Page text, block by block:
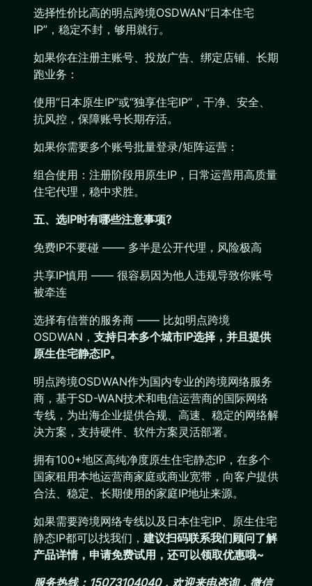
选择性价比高的明点跨境OSDWAN“日本住宅
IP”，稳定不封，够用就行。
如果你在注册主账号、投放广告、绑定店铺、长期
跑业务：
使用“日本原生IP”或“独享住宅IP”，干净、安全、
抗风控，保障账号长期存活。
如果你需要多个账号批量登录/矩阵运营：
组合使用：注册阶段用原生IP，日常运营用高质量
住宅代理，稳中求胜。
五、选IP时有哪些注意事项?
免费IP不要碰 —— 多半是公开代理，风险极高
共享IP慎用 —— 很容易因为他人违规导致你账号
被牵连
选择有信誉的服务商 —— 比如明点跨境
OSDWAN， 支持日本多个城市IP选择，并且提供
原生住宅静态IP。
明点跨境OSDWAN作为国内专业的跨境网络服务
商，基于SD-WAN技术和电信运营商的国际网络
专线，为出海企业提供合规、高速、稳定的网络解
决方案，支持硬件、软件方案灵活部署。
拥有100+地区高纯净度原生住宅静态IP，在多个
国家租用本地运营商家庭或商业宽带，向客户提供
合法、稳定、长期使用的家庭IP地址来源。
如果需要跨境网络专线以及日本住宅IP、原生住宅
静态IP都可以找我们， 建议扫码联系我们顾问了解
产品详情，申请免费试用，还可以领取优惠哦~
服务热线：15073104040，欢迎来电咨询，微信